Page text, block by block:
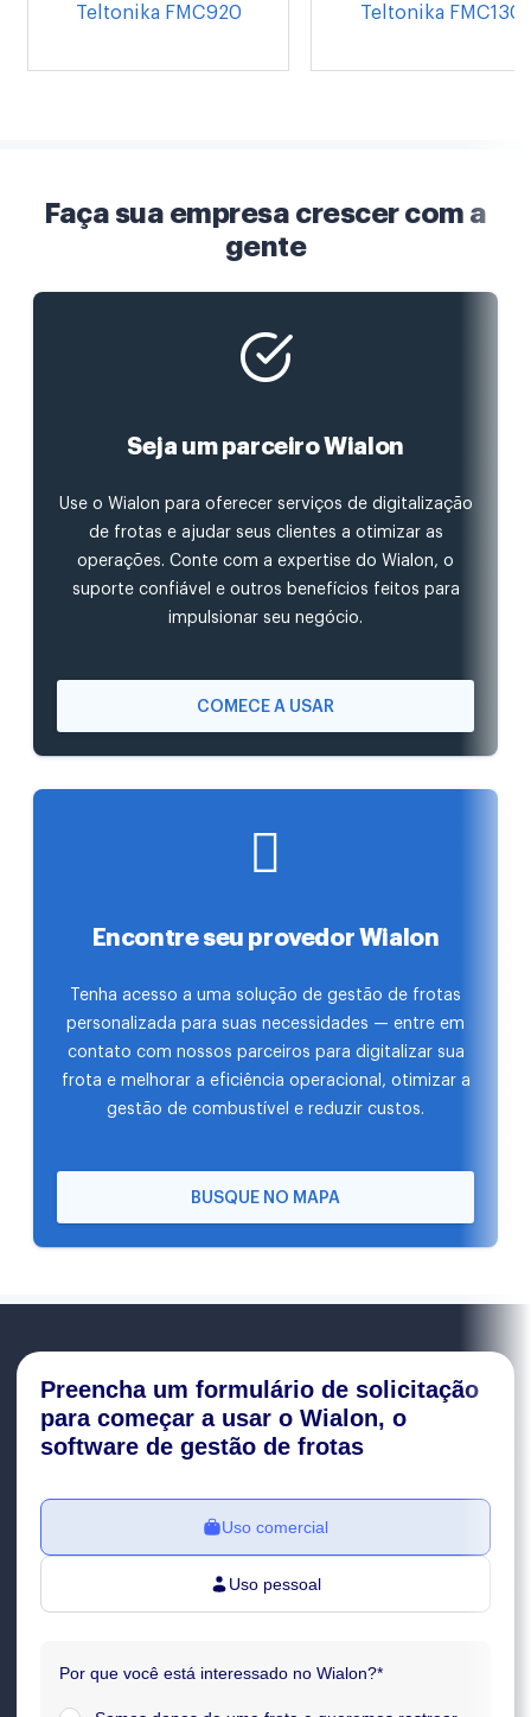
Teltonika FMC920 Teltonika FMC130
Faça sua empresa crescer com a
gente
Seja um parceiro Wialon
Use o Wialon para oferecer serviços de digitalização
de frotas e ajudar seus clientes a otimizar as
operações. Conte com a expertise do Wialon, o
suporte confiável e outros benefícios feitos para
impulsionar seu negócio.
COMECE A USAR
Encontre seu provedor Wialon
Tenha acesso a uma solução de gestão de frotas
personalizada para suas necessidades — entre em
contato com nossos parceiros para digitalizar sua
frota e melhorar a eficiência operacional, otimizar a
gestão de combustível e reduzir custos.
BUSQUE NO MAPA